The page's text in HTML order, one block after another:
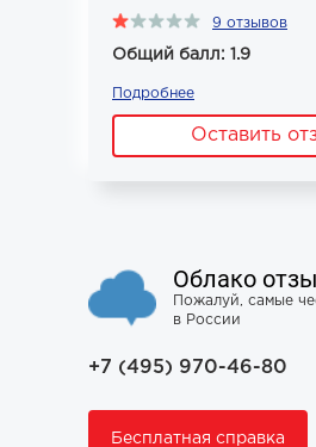
9 отзывов
Общий балл: 1.9
Подробнее
Оставить
Облако
Пожалуй, самые
в России
+7 (495) 970-46-80
Бесплатная справка